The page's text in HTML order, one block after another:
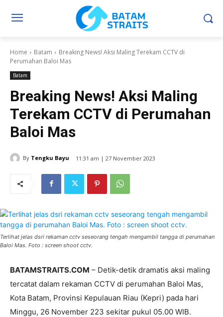
Home Batam
Breaking News! Aksi Maling Terekam CCTV di
Perumahan Baloi Mas
Batam
Breaking News! Aksi Maling
Terekam CCTV di Perumahan
Baloi Mas
By Tengku Bayu 11:31 am | 27 November 2023
Terlihat jelas dsri rekaman cctv seseorang tengah mengambil tangga di perumahan
Baloi Mas. Foto : screen shoot cctv.
BATAMSTRAITS.COM – Detik-detik dramatis aksi maling
tercatat dalam rekaman CCTV di perumahan Baloi Mas,
Kota Batam, Provinsi Kepulauan Riau (Kepri) pada hari
Minggu, 26 November 223 sekitar pukul 05.00 WIB.